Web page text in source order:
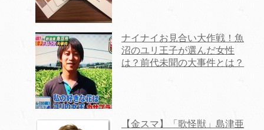
ナイナイお見合い大作戦！魚
沼のユリ王子が選んだ女性
は？前代未聞の大事件とは？
【金スマ】「歌怪獣」島津亜